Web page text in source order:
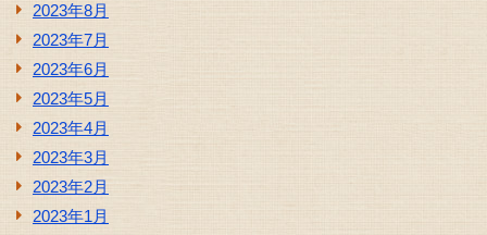
2023年8月
2023年7月
2023年6月
2023年5月
2023年4月
2023年3月
2023年2月
2023年1月